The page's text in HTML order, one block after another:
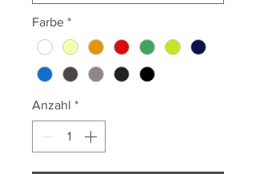
Farbe *
Anzahl *